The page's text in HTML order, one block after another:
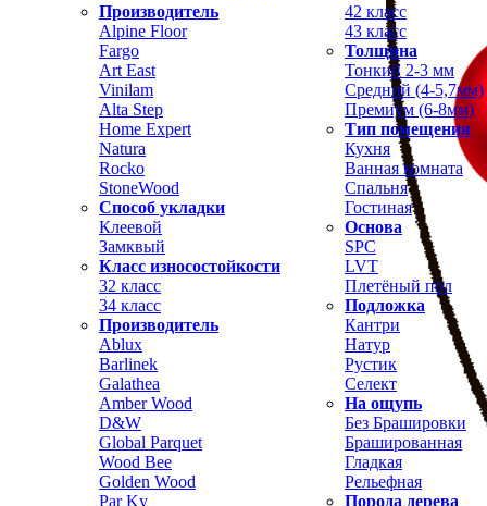
Производитель
Alpine Floor
Fargo
Art East
Vinilam
Alta Step
Home Expert
Natura
Rocko
StoneWood
Способ укладки
Клеевой
Замквый
Класс износостойкости
32 класс
34 класс
42 класс
43 класс
Толщина
Тонкий 2-3 мм
Средний (4-5,7мм)
Премиум (6-8мм)
Тип помещения
Кухня
Ванная комната
Спальня
Гостиная
Основа
SPC
LVT
Плетёный пол
Подложка
Производитель
Ablux
Barlinek
Galathea
Amber Wood
D&W
Global Parquet
Wood Bee
Golden Wood
Par Ky
Кантри
Натур
Рустик
Селект
На ощупь
Без Брашировки
Брашированная
Гладкая
Рельефная
Порода дерева